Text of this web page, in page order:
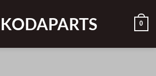
KODAPARTS 0